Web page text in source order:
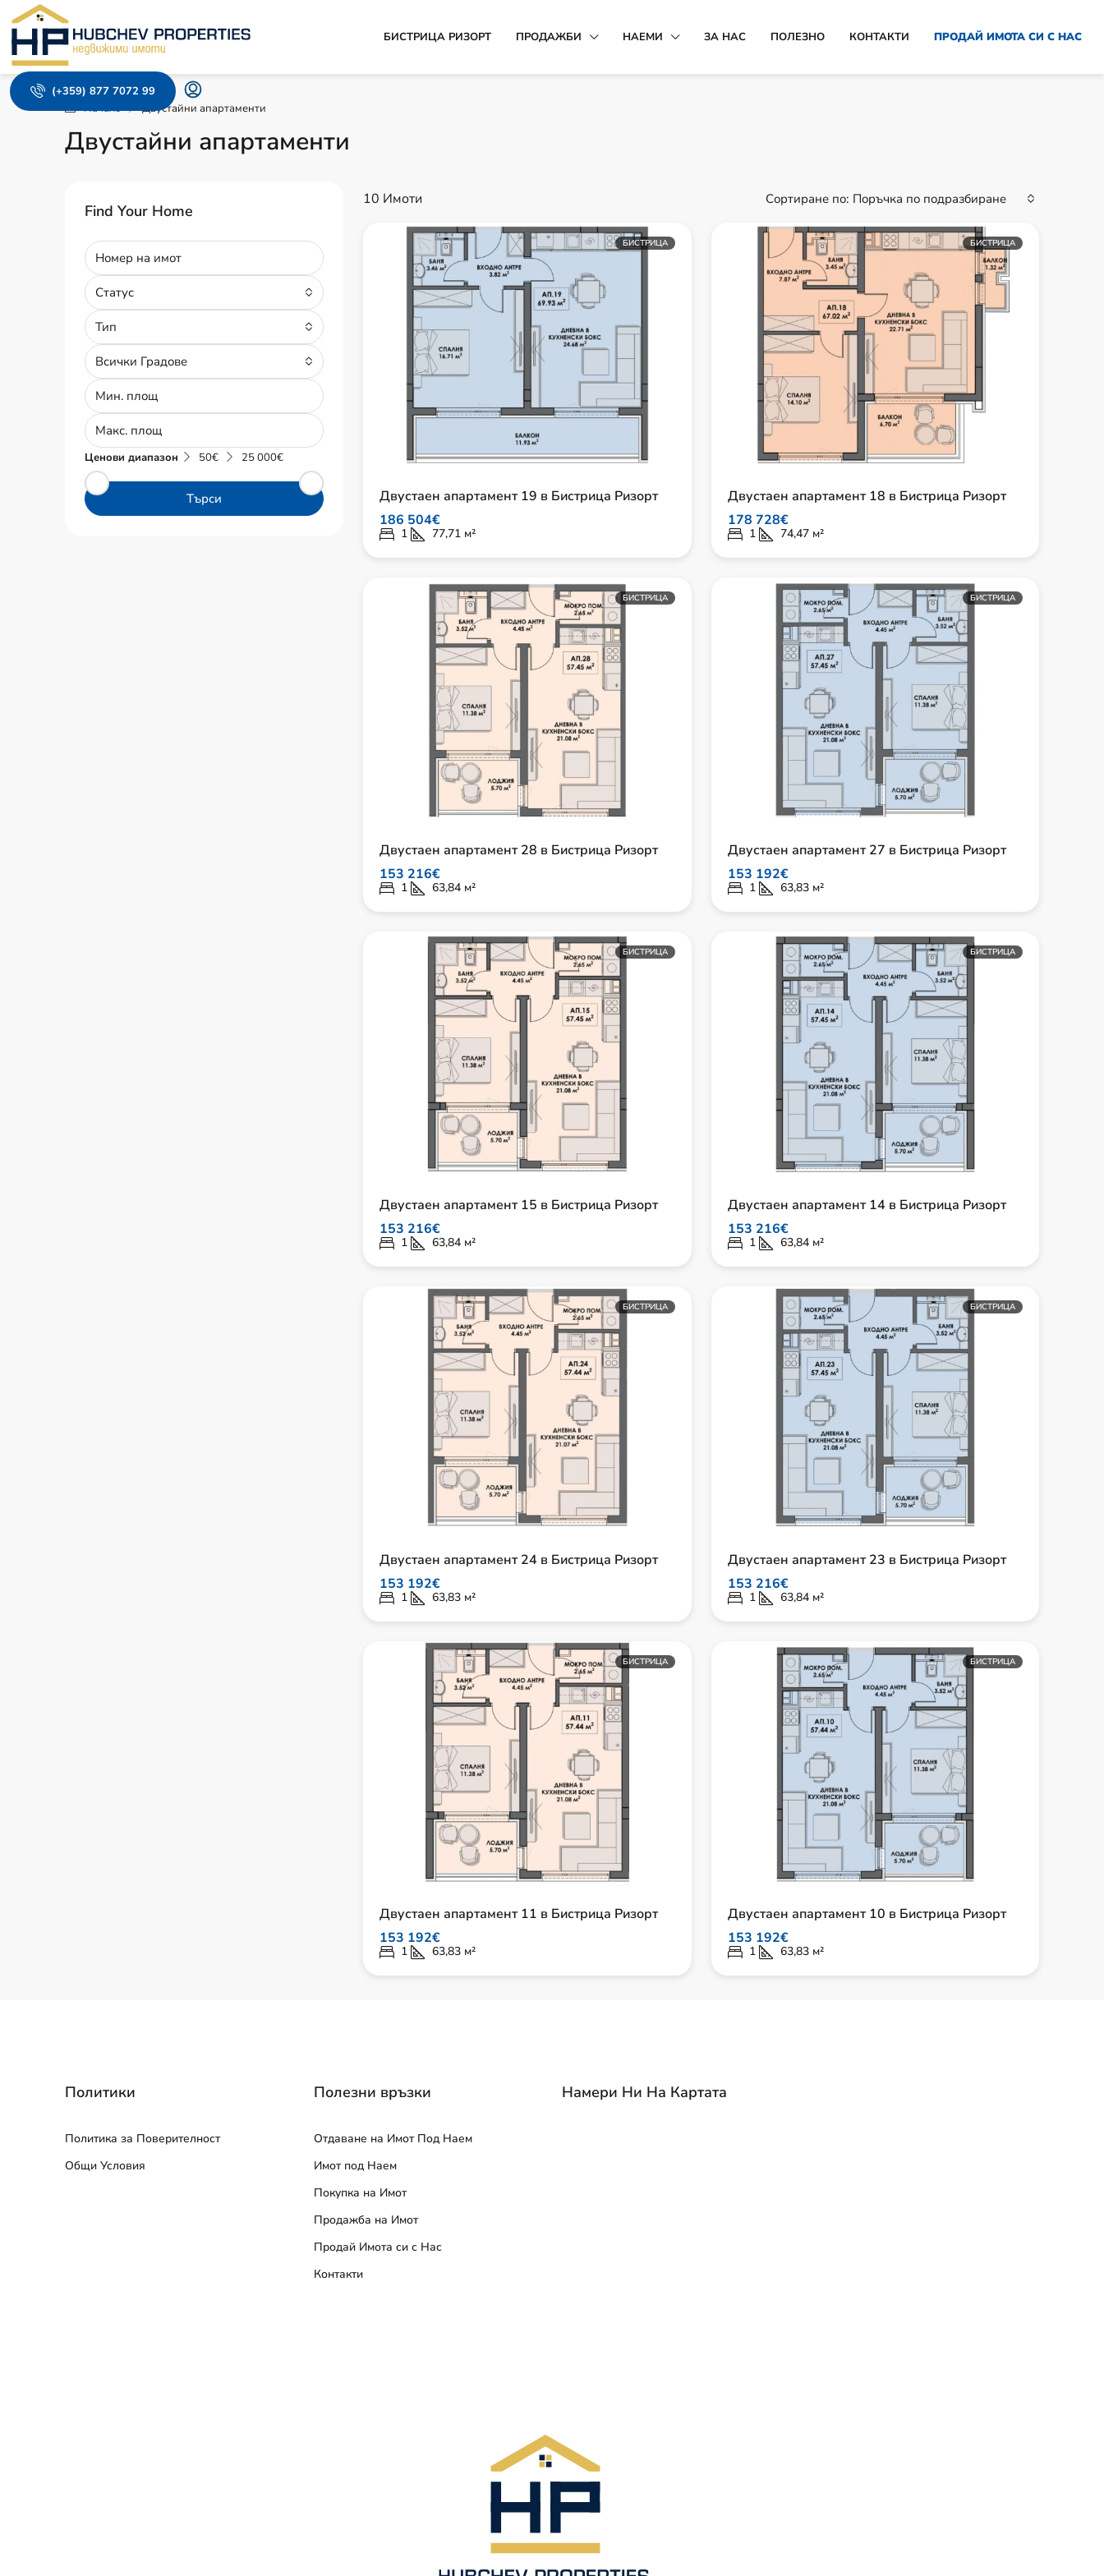
БИСТРИЦА РИЗОРТ ПРОДАЖБИ НАЕМИ ЗА НАС ПОЛЕЗНО КОНТАКТИ ПРОДАЙ ИМОТА СИ С НАС
(+359) 877 7072 99
Начало
Двустайни апартаменти
Двустайни апартаменти
10 Имоти Сортиране по: Поръчка по подразбиране
БИСТРИЦА
Двустаен апартамент 19 в Бистрица Ризорт
186 504€
1 77,71 м²
БИСТРИЦА
Двустаен апартамент 18 в Бистрица Ризорт
178 728€
1 74,47 м²
БИСТРИЦА
Двустаен апартамент 28 в Бистрица Ризорт
153 216€
1 63,84 м²
БИСТРИЦА
Двустаен апартамент 27 в Бистрица Ризорт
153 192€
1 63,83 м²
БИСТРИЦА
Двустаен апартамент 15 в Бистрица Ризорт
153 216€
1 63,84 м²
БИСТРИЦА
Двустаен апартамент 14 в Бистрица Ризорт
153 216€
1 63,84 м²
БИСТРИЦА
Двустаен апартамент 24 в Бистрица Ризорт
153 192€
1 63,83 м²
БИСТРИЦА
Двустаен апартамент 23 в Бистрица Ризорт
153 216€
1 63,84 м²
БИСТРИЦА
Двустаен апартамент 11 в Бистрица Ризорт
153 192€
1 63,83 м²
БИСТРИЦА
Двустаен апартамент 10 в Бистрица Ризорт
153 192€
1 63,83 м²
Find Your Home
Статус
Тип
Всички Градове
Ценови диапазон 50€ 25 000€
Търси
Политики
Политика за Поверителност
Общи Условия
Полезни връзки
Отдаване на Имот Под Наем
Имот под Наем
Покупка на Имот
Продажба на Имот
Продай Имота си с Нас
Контакти
Намери Ни На Картата